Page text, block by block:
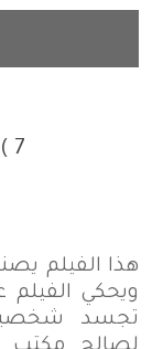
7 )
هذا الفيلم
ويحكي الفيلم
تجسد